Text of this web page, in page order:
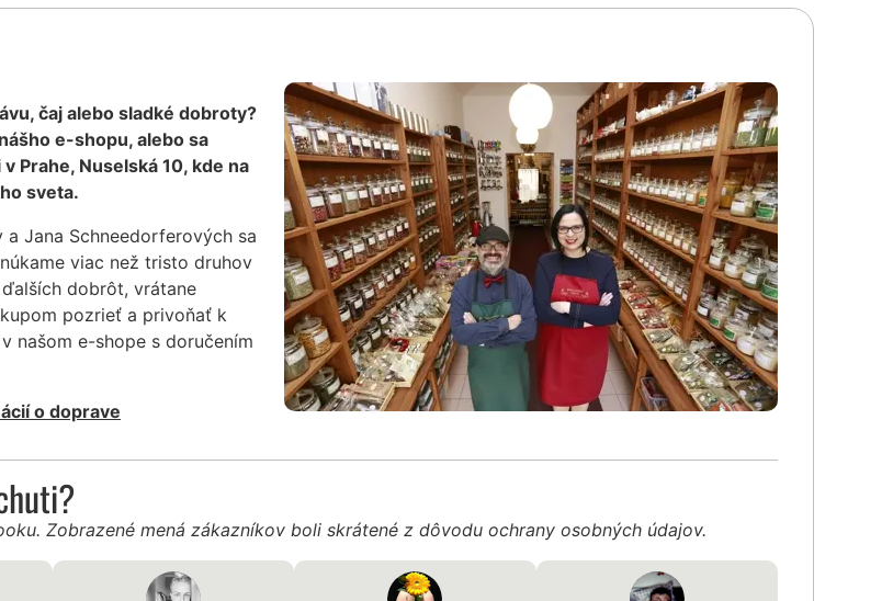
čaj alebo sladké dobroty?
e-shopu, alebo sa
Prahe, Nuselská 10, kde na
sveta.
Jana Schneedorferových sa
viac než tristo druhov
dobrôt, vrátane
pozrieť a privoňať k
našom e-shope s doručením
o doprave
Zobrazené mená zákazníkov boli skrátené z dôvodu ochrany osobných údajov.